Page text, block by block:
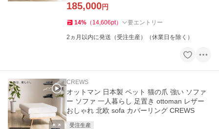
185,000円
14% （ 14,606pt） 要エントリー
2ヵ月以内に発送（受注生産）（休業日を除く）
CREWS
オットマン 日本製 ペット 猫の爪 強い ソファ
ー ソファ 一人暮らし 足置き ottoman レザー
おしゃれ 北欧 sofa カバーリング CREWS
受注生産